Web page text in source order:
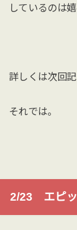
しているのは
詳しくは次回記
それでは。
2/23 エピ